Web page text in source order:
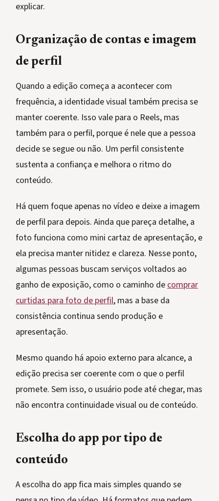
explicar.
Organização de contas e imagem
de perfil
Quando a edição começa a acontecer com
frequência, a identidade visual também precisa se
manter coerente. Isso vale para o Reels, mas
também para o perfil, porque é nele que a pessoa
decide se segue ou não. Um perfil consistente
sustenta a confiança e melhora o ritmo do
conteúdo.
Há quem foque apenas no vídeo e deixe a imagem
de perfil para depois. Ainda que pareça detalhe, a
foto funciona como mini cartaz de apresentação, e
ela precisa manter nitidez e clareza. Nesse ponto,
algumas pessoas buscam serviços voltados ao
ganho de exposição, como o caminho decomprar
curtidas para foto de perfil, mas a base da
consistência continua sendo produção e
apresentação.
Mesmo quando há apoio externo para alcance, a
edição precisa ser coerente com o que o perfil
promete. Sem isso, o usuário pode até chegar, mas
não encontra continuidade visual ou de conteúdo.
Escolha do app por tipo de
conteúdo
A escolha do app fica mais simples quando se